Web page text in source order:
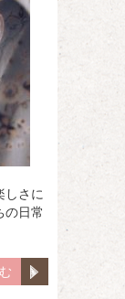
しさに
の日常